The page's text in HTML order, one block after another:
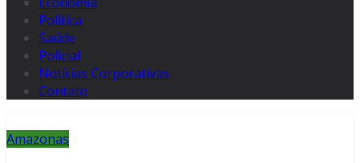
Politica
Saúde
Policial
Notícias Corporativas
Contato
Amazonas